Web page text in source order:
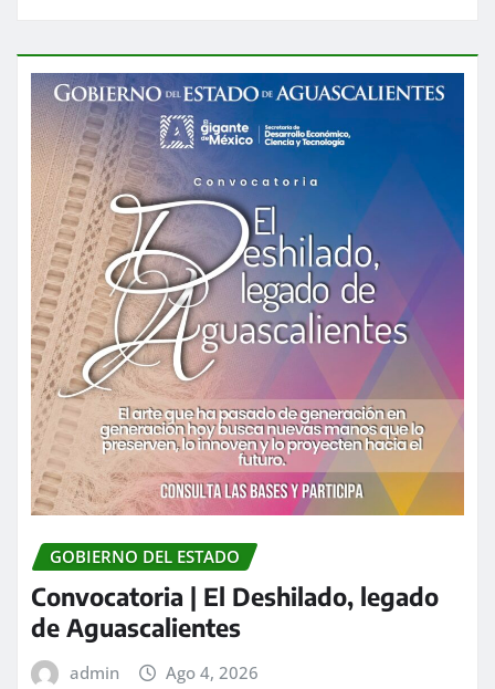
GOBIERNO DEL ESTADO
Convocatoria | El Deshilado, legado
de Aguascalientes
admin Ago 4, 2026